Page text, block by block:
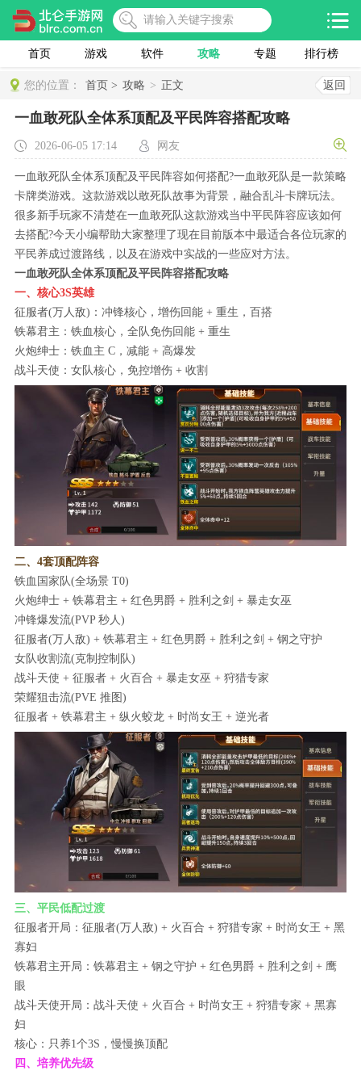
首页 游戏 软件 攻略 专题 排行榜
返回
您的位置： 首页 > 攻略 > 正文
一血敢死队全体系顶配及平民阵容搭配攻略
2026-06-05 17:14 网友
一血敢死队全体系顶配及平民阵容如何搭配?一血敢死队是一款策略
卡牌类游戏。这款游戏以敢死队故事为背景，融合乱斗卡牌玩法。
很多新手玩家不清楚在一血敢死队这款游戏当中平民阵容应该如何
去搭配?今天小编帮助大家整理了现在目前版本中最适合各位玩家的
平民养成过渡路线，以及在游戏中实战的一些应对方法。
一血敢死队全体系顶配及平民阵容搭配攻略
一、核心3S英雄
征服者(万人敌)：冲锋核心，增伤回能 + 重生，百搭
铁幕君主：铁血核心，全队免伤回能 + 重生
火炮绅士：铁血主 C，减能 + 高爆发
战斗天使：女队核心，免控增伤 + 收割
二、4套顶配阵容
铁血国家队(全场景 T0)
火炮绅士 + 铁幕君主 + 红色男爵 + 胜利之剑 + 暴走女巫
冲锋爆发流(PVP 秒人)
征服者(万人敌) + 铁幕君主 + 红色男爵 + 胜利之剑 + 钢之守护
女队收割流(克制控制队)
战斗天使 + 征服者 + 火百合 + 暴走女巫 + 狩猎专家
荣耀狙击流(PVE 推图)
征服者 + 铁幕君主 + 纵火蛟龙 + 时尚女王 + 逆光者
三、平民低配过渡
征服者开局：征服者(万人敌) + 火百合 + 狩猎专家 + 时尚女王 + 黑
寡妇
铁幕君主开局：铁幕君主 + 钢之守护 + 红色男爵 + 胜利之剑 + 鹰
眼
战斗天使开局：战斗天使 + 火百合 + 时尚女王 + 狩猎专家 + 黑寡
妇
核心：只养1个3S，慢慢换顶配
四、培养优先级